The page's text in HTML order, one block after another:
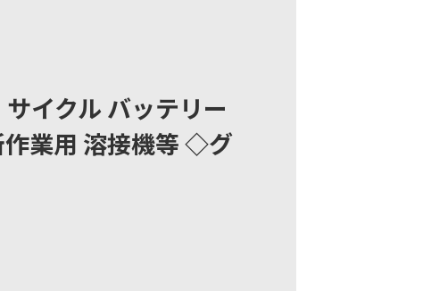
イクル バッテリー
作業用 溶接機等 ◇グ